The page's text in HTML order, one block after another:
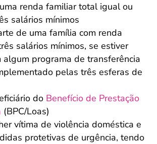
renda familiar total igual ou
salários mínimos
de uma família com renda
salários mínimos, se estiver
algum programa de transferência
pelas três esferas de
do Benefício de Prestação
(BPC/Loas)
vítima de violência doméstica e
protetivas de urgência, tendo